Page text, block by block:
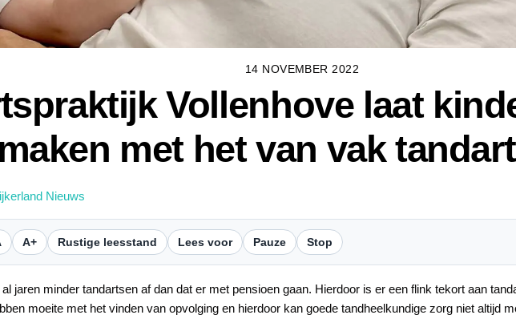
14 NOVEMBER 2022
Vollenhove laat
met het van vak
Nieuws
A+ Rustige leesstand Lees voor Pauze Stop
jaren minder tandartsen af dan dat er met pensioen gaan. Hierdoor is er een flink tekort aan
moeite met het vinden van opvolging en hierdoor kan goede tandheelkundige zorg niet altijd